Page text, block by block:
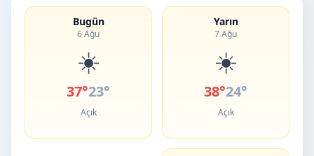
Bugün
6 Ağu
☀️
37°23°
Açık
Yarın
7 Ağu
☀️
38°24°
Açık